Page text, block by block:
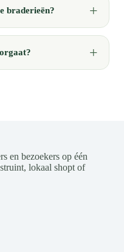
braderieën?
en bezoekers op één
lokaal shopt of